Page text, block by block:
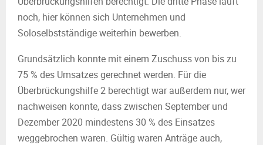
noch, hier können sich Unternehmen und
Soloselbstständige weiterhin bewerben.
Grundsätzlich konnte mit einem Zuschuss von bis zu
75 % des Umsatzes gerechnet werden. Für die
Überbrückungshilfe 2 berechtigt war außerdem nur, wer
nachweisen konnte, dass zwischen September und
Dezember 2020 mindestens 30 % des Einsatzes
weggebrochen waren. Gültig waren Anträge auch,